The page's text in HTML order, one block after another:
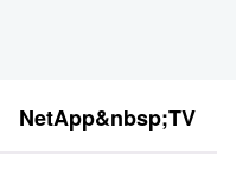
NetApp&nbsp;TV